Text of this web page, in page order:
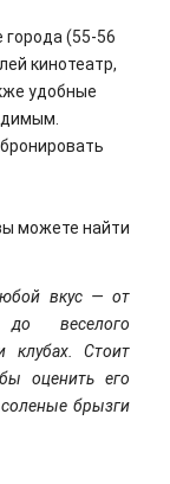
(55-56
кинотеатр,
удобные
можете найти
вкус — от
веселого
клубах. Стоит
оценить его
брызги